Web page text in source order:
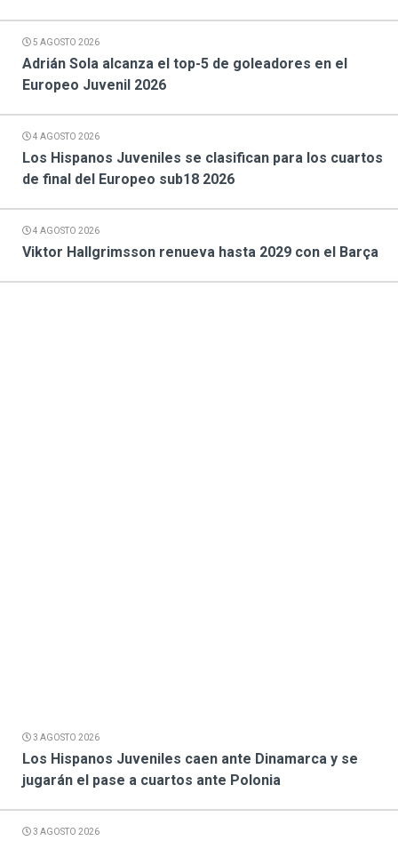
5 AGOSTO 2026
Adrián Sola alcanza el top-5 de goleadores en el
Europeo Juvenil 2026
4 AGOSTO 2026
Los Hispanos Juveniles se clasifican para los cuartos
de final del Europeo sub18 2026
4 AGOSTO 2026
Viktor Hallgrimsson renueva hasta 2029 con el Barça
3 AGOSTO 2026
Los Hispanos Juveniles caen ante Dinamarca y se
jugarán el pase a cuartos ante Polonia
3 AGOSTO 2026